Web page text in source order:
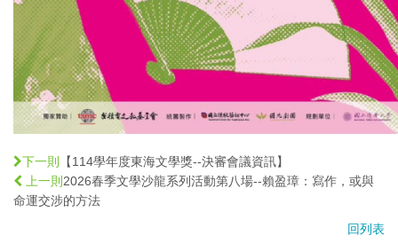
下一則 【114學年度東海文學獎--決審會議資訊】
上一則 2026春季文學沙龍系列活動第八場--賴盈璋：寫作，或與
命運交涉的方法
回列表